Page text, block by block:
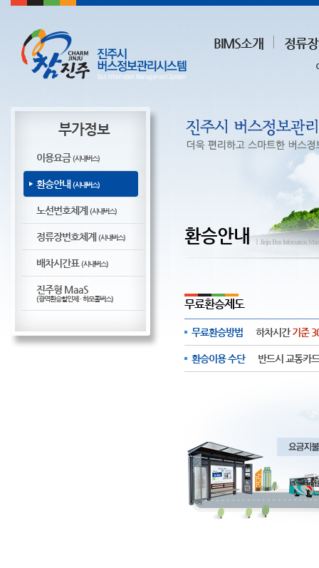
BIMS소개 정류
부가정보
이용요금(시내버스)
환승안내 (시내버스)
노선번호체계 (시내버스)
정류장번호체계 (시내버스)
배차시간표 (시내버스)
진주형 MaaS
(광역환승할인제 · 하모콜버스)
환승안내 ㅣJinju Bus Infomation
무료환승제도
무료환승방법 하차시간기준
환승이용 수단 반드시 교통카